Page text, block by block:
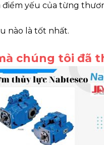
điểm yếu của từng
nào là tốt nhất.
chúng tôi đã